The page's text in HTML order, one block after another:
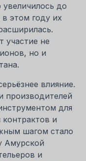
до
этом году их
участие не
но и
влияние.
производителей
для
и
шагом стало
Амурской
и